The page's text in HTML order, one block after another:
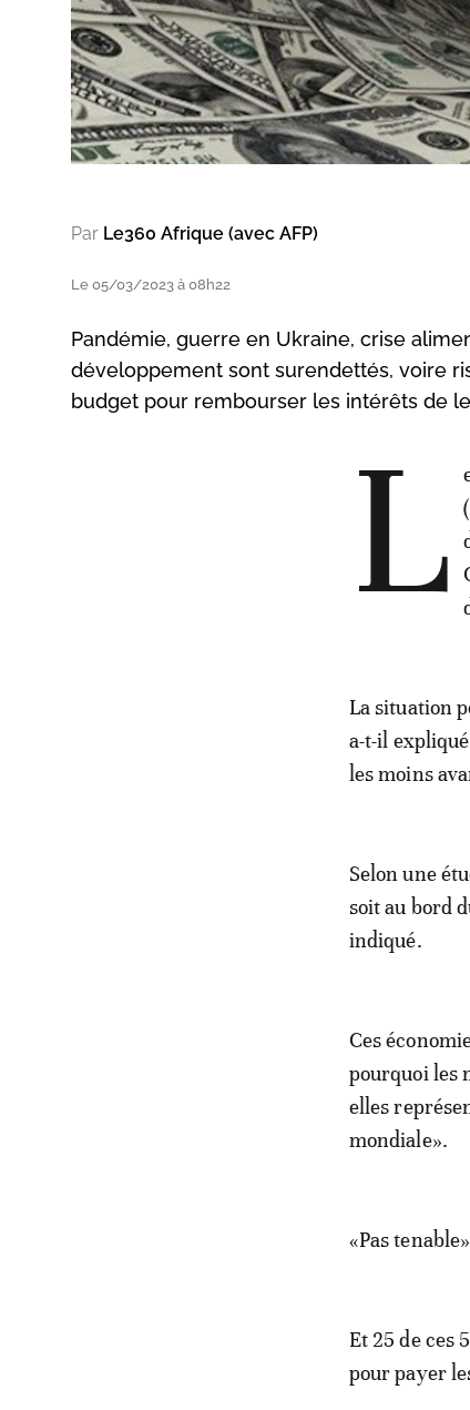
Par Le360 Afrique (avec AFP)
Le 05/03/2023 à 08h22
Pandémie, guerre en Ukraine, crise
développement sont surendettés, voire
budget pour rembourser les intérêts de
L
La situation
a-t-il
les moins
Selon une
soit au bord
indiqué.
Ces
pourquoi les
elles
mondiale».
«Pas tenable»
Et 25 de ces
pour payer